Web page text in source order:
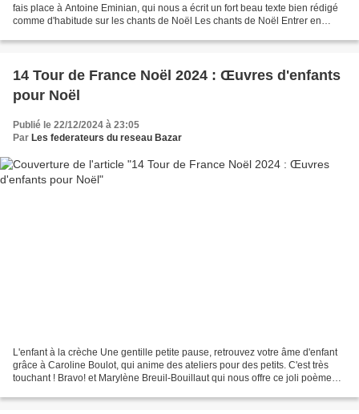
fais place à Antoine Eminian, qui nous a écrit un fort beau texte bien rédigé
comme d'habitude sur les chants de Noël Les chants de Noël Entrer en
14 Tour de France Noël 2024 : Œuvres d'enfants
pour Noël
Publié le 22/12/2024 à 23:05
Par Les federateurs du reseau Bazar
L'enfant à la crèche Une gentille petite pause, retrouvez votre âme d'enfant
grâce à Caroline Boulot, qui anime des ateliers pour des petits. C'est très
touchant ! Bravo! et Marylène Breuil-Bouillaut qui nous offre ce joli poème